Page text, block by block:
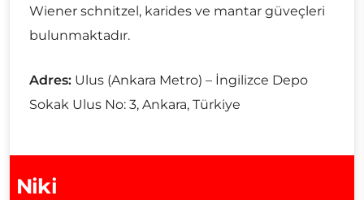
Wiener schnitzel, karides ve mantar güveçleri
bulunmaktadır.
Adres: Ulus (Ankara Metro) – İngilizce Depo
Sokak Ulus No: 3, Ankara, Türkiye
Niki